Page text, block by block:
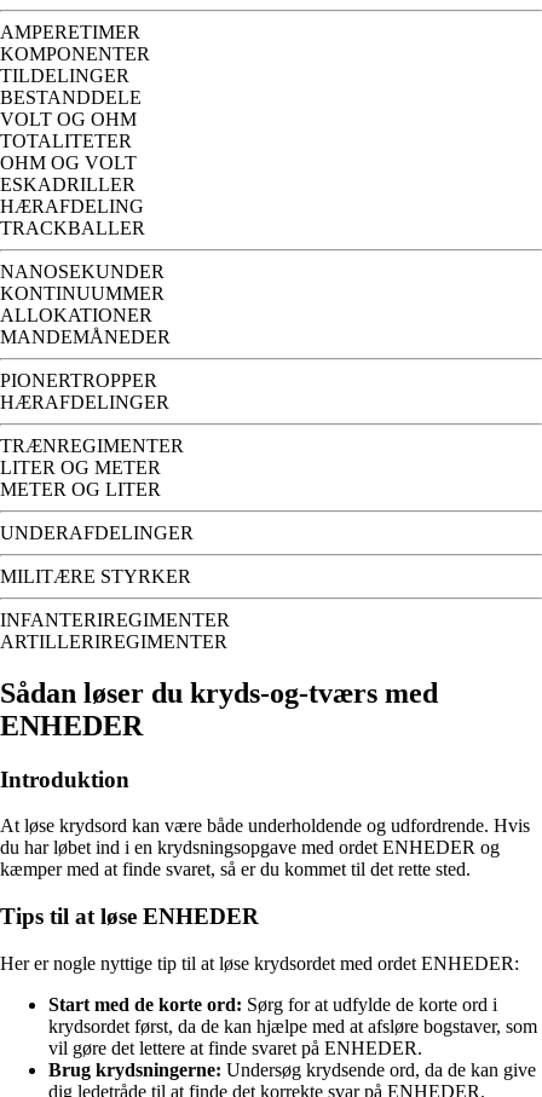
AMPERETIMER
KOMPONENTER
TILDELINGER
BESTANDDELE
VOLT OG OHM
TOTALITETER
OHM OG VOLT
ESKADRILLER
HÆRAFDELING
TRACKBALLER
NANOSEKUNDER
KONTINUUMMER
ALLOKATIONER
MANDEMÅNEDER
PIONERTROPPER
HÆRAFDELINGER
TRÆNREGIMENTER
LITER OG METER
METER OG LITER
UNDERAFDELINGER
MILITÆRE STYRKER
INFANTERIREGIMENTER
ARTILLERIREGIMENTER
Sådan løser du kryds-og-tværs med
ENHEDER
Introduktion
At løse krydsord kan være både underholdende og udfordrende. Hvis
du har løbet ind i en krydsningsopgave med ordet ENHEDER og
kæmper med at finde svaret, så er du kommet til det rette sted.
Tips til at løse ENHEDER
Her er nogle nyttige tip til at løse krydsordet med ordet ENHEDER:
Start med de korte ord: Sørg for at udfylde de korte ord i
krydsordet først, da de kan hjælpe med at afsløre bogstaver, som
vil gøre det lettere at finde svaret på ENHEDER.
Brug krydsningerne: Undersøg krydsende ord, da de kan give
dig ledetråde til at finde det korrekte svar på ENHEDER.